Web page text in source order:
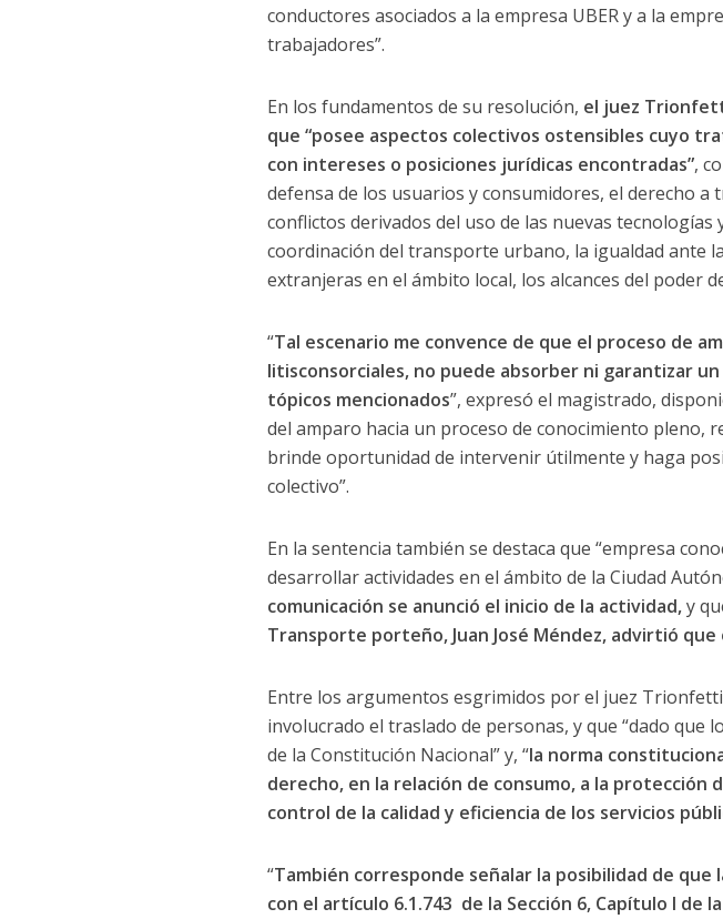
conductores asociados a la empresa UBER y a la
trabajadores”.
En los fundamentos de su resolución, el juez
que “posee aspectos colectivos ostensibles cuyo
con intereses o posiciones jurídicas encontradas”,
defensa de los usuarios y consumidores, el derecho
conflictos derivados del uso de las nuevas
coordinación del transporte urbano, la igualdad ante
extranjeras en el ámbito local, los alcances del poder
“Tal escenario me convence de que el proceso de
litisconsorciales, no puede absorber ni garantizar
tópicos mencionados”, expresó el magistrado,
del amparo hacia un proceso de conocimiento pleno,
brinde oportunidad de intervenir útilmente y haga
colectivo”.
En la sentencia también se destaca que “empresa
desarrollar actividades en el ámbito de la Ciudad
comunicación se anunció el inicio de la actividad,y
Transporte porteño, Juan José Méndez, advirtió que
Entre los argumentos esgrimidos por el juez
involucrado el traslado de personas, y que “dado que
de la Constitución Nacional” y, “la norma
derecho, en la relación de consumo, a la protección
control de la calidad y eficiencia de los servicios
“También corresponde señalar la posibilidad de que
con el artículo 6.1.743 de la Sección 6, Capítulo I de la